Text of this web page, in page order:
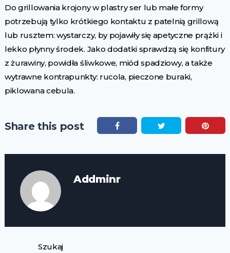
Do grillowania krojony w plastry ser lub małe formy
potrzebują tylko krótkiego kontaktu z patelnią grillową
lub rusztem: wystarczy, by pojawiły się apetyczne prążki i
lekko płynny środek. Jako dodatki sprawdzą się konfitury
z żurawiny, powidła śliwkowe, miód spadziowy, a także
wytrawne kontrapunkty: rucola, pieczone buraki,
piklowana cebula.
Share this post
Addminr
Szukaj